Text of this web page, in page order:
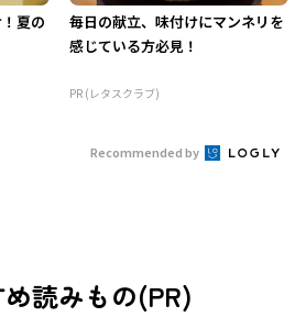
夏の
毎日の献立、味付けにマンネリを
感じている方必見！
PR (レタスクラブ)
Recommended by
読みもの(PR)